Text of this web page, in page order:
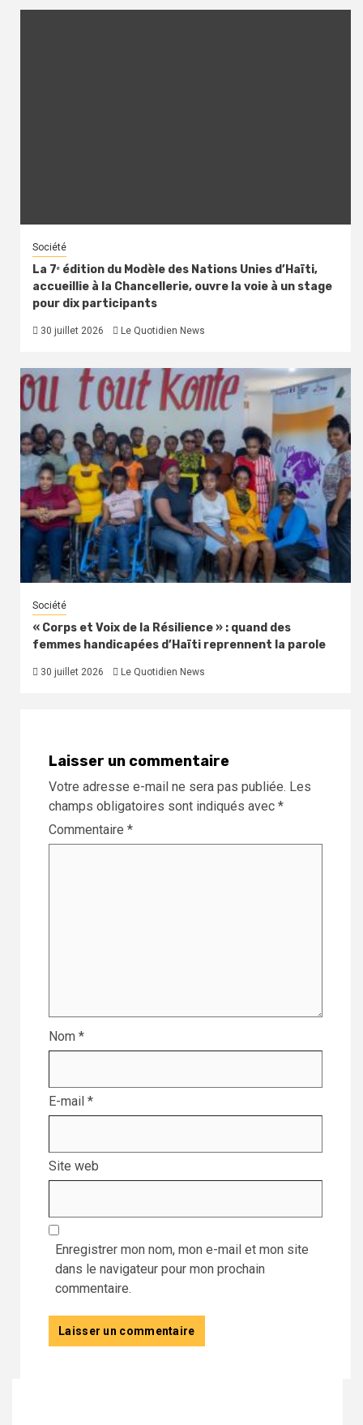
Société
La 7ᵉ édition du Modèle des Nations Unies d’Haïti,
accueillie à la Chancellerie, ouvre la voie à un stage
pour dix participants
30 juillet 2026 Le Quotidien News
Société
« Corps et Voix de la Résilience » : quand des
femmes handicapées d’Haïti reprennent la parole
30 juillet 2026 Le Quotidien News
Laisser un commentaire
Votre adresse e-mail ne sera pas publiée. Les
champs obligatoires sont indiqués avec *
Commentaire *
Nom *
E-mail *
Site web
Enregistrer mon nom, mon e-mail et mon site
dans le navigateur pour mon prochain
commentaire.